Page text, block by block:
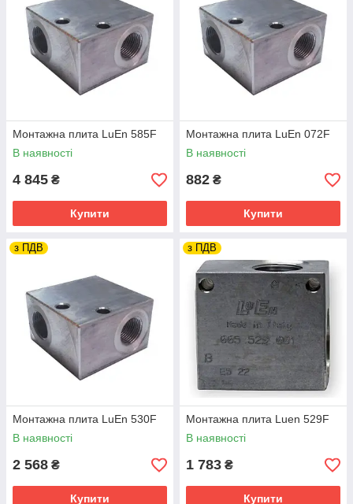
Монтажна плита LuEn 585F
В наявності
4 845 ₴
Купити
Монтажна плита LuEn 072F
В наявності
882 ₴
Купити
з ПДВ
Монтажна плита LuEn 530F
В наявності
2 568 ₴
Купити
з ПДВ
Монтажна плита Luen 529F
В наявності
1 783 ₴
Купити